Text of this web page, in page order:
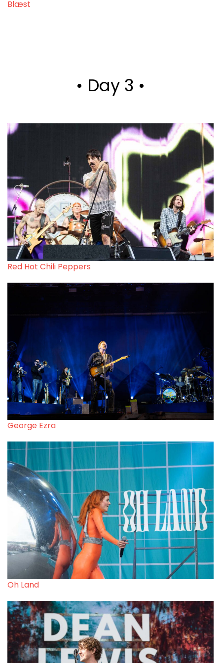
Blæst
• Day 3 •
Red Hot Chili Peppers
George Ezra
Oh Land